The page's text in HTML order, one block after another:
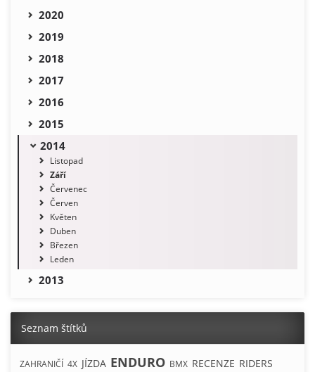
2020
2019
2018
2017
2016
2015
2014
Listopad
Září
Červenec
Červen
Květen
Duben
Březen
Leden
2013
Seznam štítků
ZAHRANIČÍ 4X JÍZDA ENDURO BMX RECENZE RIDERS